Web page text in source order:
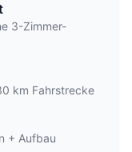
3-Zimmer-
km Fahrstrecke
+ Aufbau